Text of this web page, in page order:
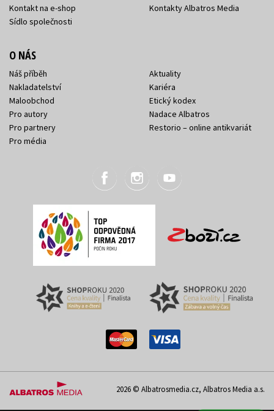
Kontakt na e-shop
Sídlo společnosti
Kontakty Albatros Media
O NÁS
Náš příběh
Nakladatelství
Maloobchod
Pro autory
Pro partnery
Pro média
Aktuality
Kariéra
Etický kodex
Nadace Albatros
Restorio – online antikvariát
2026 © Albatrosmedia.cz, Albatros Media a.s.